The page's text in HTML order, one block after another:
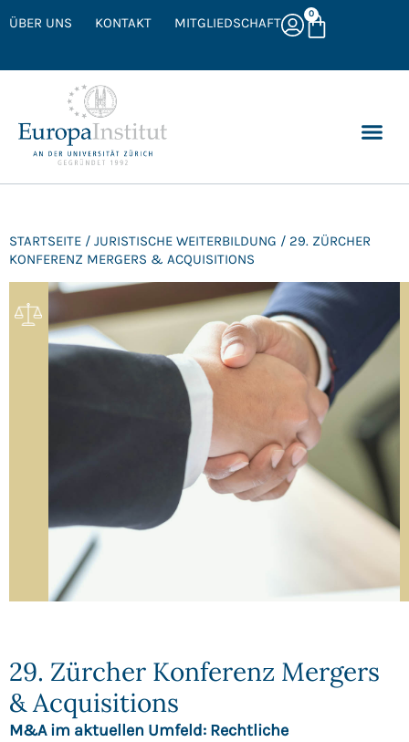
ÜBER UNS KONTAKT MITGLIEDSCHAFT
0
STARTSEITE / JURISTISCHE WEITERBILDUNG / 29. ZÜRCHER
KONFERENZ MERGERS & ACQUISITIONS
29. Zürcher Konferenz Mergers
& Acquisitions
M&A im aktuellen Umfeld: Rechtliche